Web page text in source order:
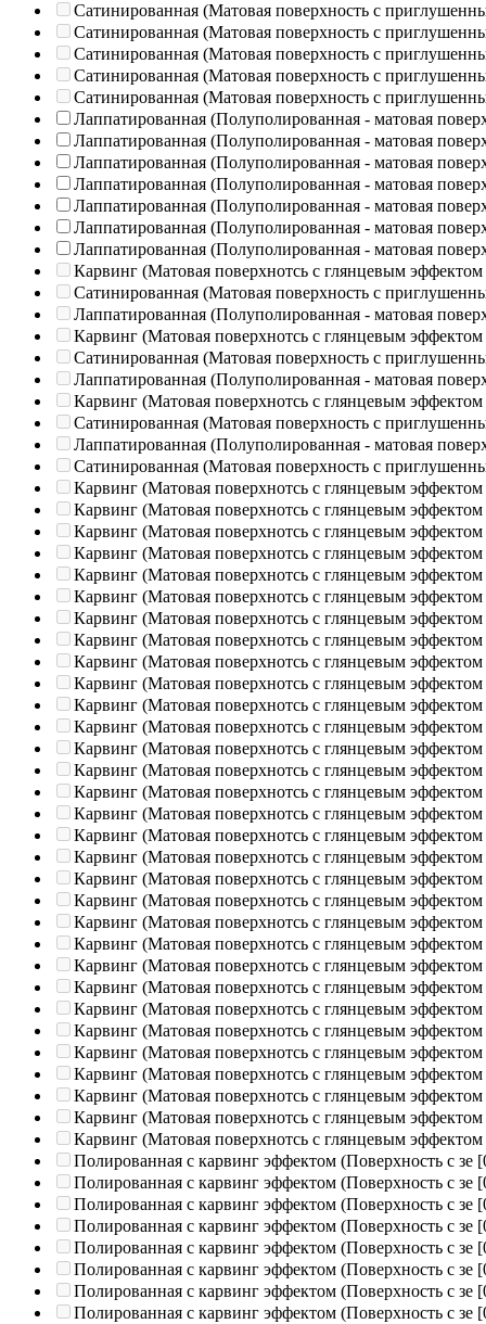
Сатинированная (Матовая поверхность с
Сатинированная (Матовая поверхность с
Сатинированная (Матовая поверхность с
Сатинированная (Матовая поверхность с
Сатинированная (Матовая поверхность с
Лаппатированная (Полуполированная - матовая
Лаппатированная (Полуполированная - матовая
Лаппатированная (Полуполированная - матовая
Лаппатированная (Полуполированная - матовая
Лаппатированная (Полуполированная - матовая
Лаппатированная (Полуполированная - матовая
Лаппатированная (Полуполированная - матовая
Карвинг (Матовая поверхнотсь с глянцевым эффектом
Сатинированная (Матовая поверхность с
Лаппатированная (Полуполированная - матовая
Карвинг (Матовая поверхнотсь с глянцевым эффектом
Сатинированная (Матовая поверхность с
Лаппатированная (Полуполированная - матовая
Карвинг (Матовая поверхнотсь с глянцевым эффектом
Сатинированная (Матовая поверхность с
Лаппатированная (Полуполированная - матовая
Сатинированная (Матовая поверхность с
Карвинг (Матовая поверхнотсь с глянцевым эффектом
Карвинг (Матовая поверхнотсь с глянцевым эффектом
Карвинг (Матовая поверхнотсь с глянцевым эффектом
Карвинг (Матовая поверхнотсь с глянцевым эффектом
Карвинг (Матовая поверхнотсь с глянцевым эффектом
Карвинг (Матовая поверхнотсь с глянцевым эффектом
Карвинг (Матовая поверхнотсь с глянцевым эффектом
Карвинг (Матовая поверхнотсь с глянцевым эффектом
Карвинг (Матовая поверхнотсь с глянцевым эффектом
Карвинг (Матовая поверхнотсь с глянцевым эффектом
Карвинг (Матовая поверхнотсь с глянцевым эффектом
Карвинг (Матовая поверхнотсь с глянцевым эффектом
Карвинг (Матовая поверхнотсь с глянцевым эффектом
Карвинг (Матовая поверхнотсь с глянцевым эффектом
Карвинг (Матовая поверхнотсь с глянцевым эффектом
Карвинг (Матовая поверхнотсь с глянцевым эффектом
Карвинг (Матовая поверхнотсь с глянцевым эффектом
Карвинг (Матовая поверхнотсь с глянцевым эффектом
Карвинг (Матовая поверхнотсь с глянцевым эффектом
Карвинг (Матовая поверхнотсь с глянцевым эффектом
Карвинг (Матовая поверхнотсь с глянцевым эффектом
Карвинг (Матовая поверхнотсь с глянцевым эффектом
Карвинг (Матовая поверхнотсь с глянцевым эффектом
Карвинг (Матовая поверхнотсь с глянцевым эффектом
Карвинг (Матовая поверхнотсь с глянцевым эффектом
Карвинг (Матовая поверхнотсь с глянцевым эффектом
Карвинг (Матовая поверхнотсь с глянцевым эффектом
Карвинг (Матовая поверхнотсь с глянцевым эффектом
Карвинг (Матовая поверхнотсь с глянцевым эффектом
Карвинг (Матовая поверхнотсь с глянцевым эффектом
Карвинг (Матовая поверхнотсь с глянцевым эффектом
Полированная c карвинг эффектом (Поверхность с зе
Полированная c карвинг эффектом (Поверхность с зе
Полированная c карвинг эффектом (Поверхность с зе
Полированная c карвинг эффектом (Поверхность с зе
Полированная c карвинг эффектом (Поверхность с зе
Полированная c карвинг эффектом (Поверхность с зе
Полированная c карвинг эффектом (Поверхность с зе
Полированная c карвинг эффектом (Поверхность с зе